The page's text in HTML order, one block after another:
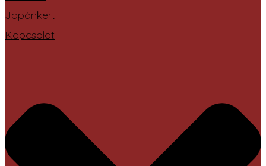
Japánkert
Kapcsolat